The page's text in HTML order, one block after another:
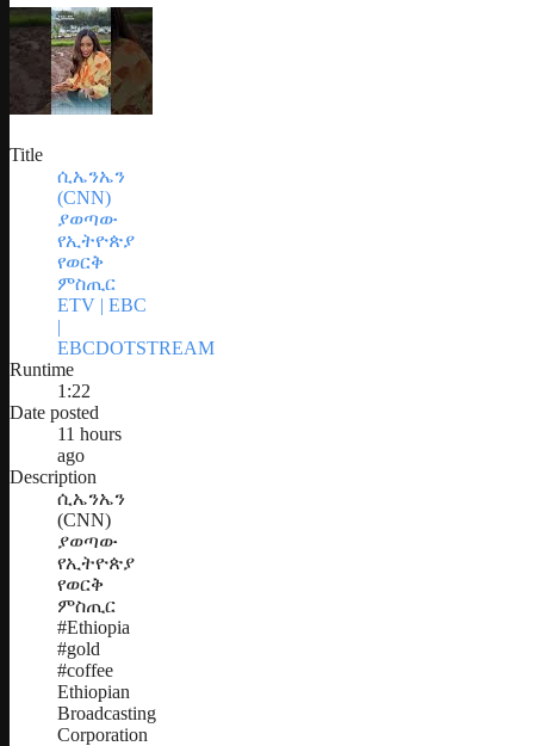
Title
ሲኤንኤን
(CNN)
ያወጣው
የኢትዮጵያ
የወርቅ
ምስጢር
ETV | EBC
|
EBCDOTSTREAM
Runtime
1:22
Date posted
11 hours
ago
Description
ሲኤንኤን
(CNN)
ያወጣው
የኢትዮጵያ
የወርቅ
ምስጢር
#Ethiopia
#gold
#coffee
Ethiopian
Broadcasting
Corporation